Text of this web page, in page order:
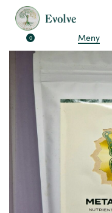
0 Meny